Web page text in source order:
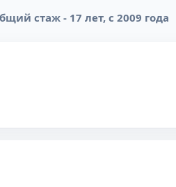
стаж - 17 лет, с 2009 года